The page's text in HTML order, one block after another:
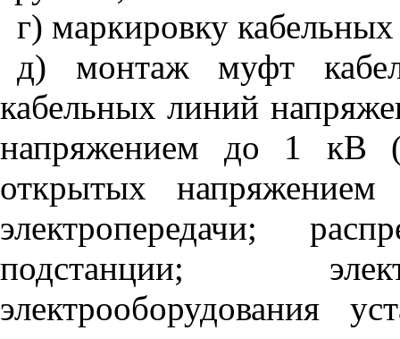
г) маркировку
д) монтаж муфт
кабельных линий
напряжением до 1 кВ
открытых
электропередачи;
подстанции;
электрооборудования